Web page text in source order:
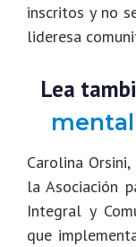
inscritos y no
lideresa
Lea
Carolina
la Asociación
Integral y
que